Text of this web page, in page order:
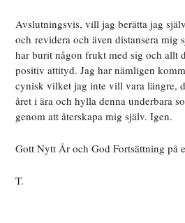
Avslutningsvis, vill jag berätta jag
och revidera och även distansera mig
har burit någon frukt med sig och allt
positiv attityd. Jag har nämligen
cynisk vilket jag inte vill vara längre,
året i ära och hylla denna underbara
genom att återskapa mig själv. Igen.
Gott Nytt År och God Fortsättning på
T.